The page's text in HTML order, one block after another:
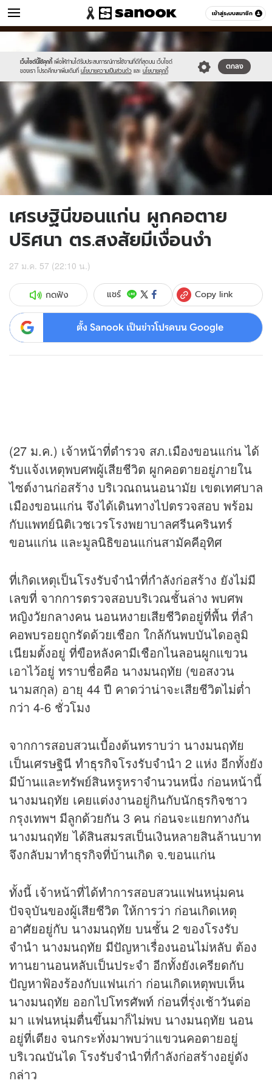
เข้าสู่ระบบสมาชิก
ข่าว หมวดอื่นๆ
เว็บไซต์นี้ใช้คุกกี้ เพื่อให้ท่านได้รับประสบการณ์การใช้งานที่ดีที่สุดบน เว็บไซต์
ของเรา โปรดศึกษาเพิ่มเติมที่ นโยบายความเป็นส่วนตัว และ นโยบายคุกกี้
ตกลง
Sanook
//s.isanook.com/sr/0/images/logo-
sanook.png
600
//s.isanook.com/ns/0/ud/286/1430975/news08-
เศรษฐินีขอนแก่น ผูกคอตาย
ปริศนา ตร.สงสัยมีเงื่อนงำ
27 ม.ค. 57 (22:10 น.)
กดฟัง แชร์ Copy link
ตั้ง Sanook เป็นข่าวโปรดบน Google
(27 ม.ค.) เจ้าหน้าที่ตำรวจ สภ.เมืองขอนแก่น ได้
รับแจ้งเหตุพบศพผู้เสียชีวิต ผูกคอตายอยู่ภายใน
ไซต์งานก่อสร้าง บริเวณถนนอนามัย เขตเทศบาล
เมืองขอนแก่น จึงได้เดินทางไปตรวจสอบ พร้อม
กับแพทย์นิติเวชเวรโรงพยาบาลศรีนครินทร์
ขอนแก่น และมูลนิธิขอนแก่นสามัคคีอุทิศ
ที่เกิดเหตุเป็นโรงรับจำนำที่กำลังก่อสร้าง ยังไม่มี
เลขที่ จากการตรวจสอบบริเวณชั้นล่าง พบศพ
หญิงวัยกลางคน นอนหงายเสียชีวิตอยู่ที่พื้น ที่ลำ
คอพบรอยถูกรัดด้วยเชือก ใกล้กันพบบันไดอลูมิ
เนียมตั้งอยู่ ที่ขือหลังคามีเชือกไนลอนผูกแขวน
เอาไว้อยู่ ทราบชื่อคือ นางมนฤทัย (ขอสงวน
นามสกุล) อายุ 44 ปี คาดว่าน่าจะเสียชีวิตไม่ต่ำ
กว่า 4-6 ชั่วโมง
จากการสอบสวนเบื้องต้นทราบว่า นางมนฤทัย
เป็นเศรษฐินี ทำธุรกิจโรงรับจำนำ 2 แห่ง อีกทั้งยัง
มีบ้านและทรัพย์สินหรูหราจำนวนหนึ่ง ก่อนหน้านี้
นางมนฤทัย เคยแต่งงานอยู่กินกับนักธุรกิจชาว
กรุงเทพฯ มีลูกด้วยกัน 3 คน ก่อนจะแยกทางกัน
นางมนฤทัย ได้สินสมรสเป็นเงินหลายสินล้านบาท
จึงกลับมาทำธุรกิจที่บ้านเกิด จ.ขอนแก่น
ทั้งนี้ เจ้าหน้าที่ได้ทำการสอบสวนแฟนหนุ่มคน
ปัจจุบันของผู้เสียชีวิต ให้การว่า ก่อนเกิดเหตุ
อาศัยอยู่กับ นางมนฤทัย บนชั้น 2 ของโรงรับ
จำนำ นางมนฤทัย มีปัญหาเรื่องนอนไม่หลับ ต้อง
ทานยานอนหลับเป็นประจำ อีกทั้งยังเครียดกับ
ปัญหาฟ้องร้องกับแฟนเก่า ก่อนเกิดเหตุพบเห็น
นางมนฤทัย ออกไปโทรศัพท์ ก่อนที่รุ่งเช้าวันต่อ
มา แฟนหนุ่มตื่นขึ้นมาก็ไม่พบ นางมนฤทัย นอน
อยู่ที่เตียง จนกระทั่งมาพบว่าแขวนคอตายอยู่
บริเวณบันได โรงรับจำนำที่กำลังก่อสร้างอยู่ดัง
กล่าว